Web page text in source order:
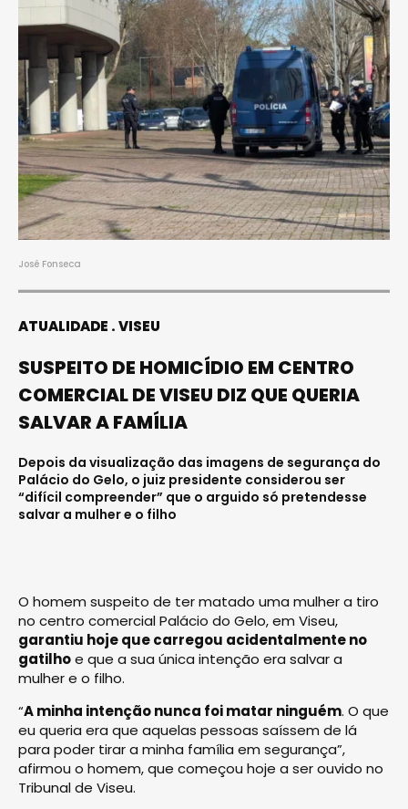
José Fonseca
ATUALIDADE VISEU
SUSPEITO DE HOMICÍDIO EM CENTRO
COMERCIAL DE VISEU DIZ QUE QUERIA
SALVAR A FAMÍLIA
Depois da visualização das imagens de segurança do
Palácio do Gelo, o juiz presidente considerou ser
“difícil compreender” que o arguido só pretendesse
salvar a mulher e o filho
O homem suspeito de ter matado uma mulher a tiro
no centro comercial Palácio do Gelo, em Viseu,
garantiu hoje que carregou acidentalmente no
gatilhoe que a sua única intenção era salvar a
mulher e o filho.
“A minha intenção nunca foi matar ninguém. O que
eu queria era que aquelas pessoas saíssem de lá
para poder tirar a minha família em segurança”,
afirmou o homem, que começou hoje a ser ouvido no
Tribunal de Viseu.